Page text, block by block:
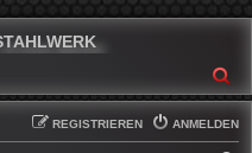
ANMELDEN
REGISTRIEREN